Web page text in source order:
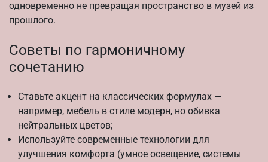
одновременно не превращая пространство в музей из
прошлого.
Советы по гармоничному
сочетанию
Ставьте акцент на классических формулах —
например, мебель в стиле модерн, но обивка
нейтральных цветов;
Используйте современные технологии для
улучшения комфорта (умное освещение, системы